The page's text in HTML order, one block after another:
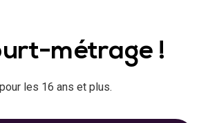
métrage !
les 16 ans et plus.